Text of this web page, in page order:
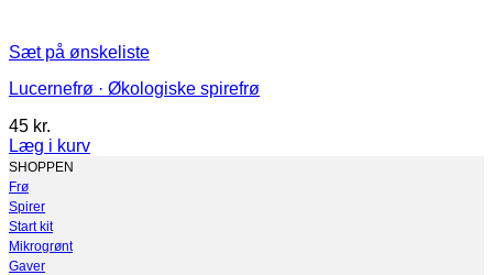
Sæt på ønskeliste
Lucernefrø · Økologiske spirefrø
45 kr.
Læg i kurv
Dette
vare
har
flere
varianter.
Mulighederne
SHOPPEN
Frø
Spirer
Start kit
Mikrogrønt
Gaver